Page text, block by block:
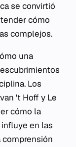
se convirtió
cómo
complejos.
una
Los
't Hoff y Le
cómo la
en las
comprensión